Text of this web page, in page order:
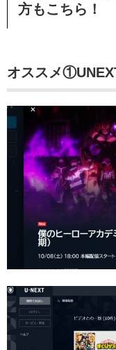
方もこちら！
オススメ